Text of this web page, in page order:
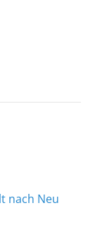
nach Neu